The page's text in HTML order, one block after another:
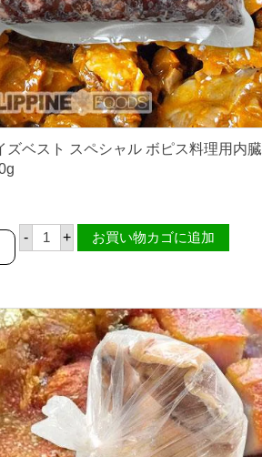
ズベスト スペシャル ボピス料理用内臓
- パ
ン
ズ
ベ
ス
ト
ス
ペ
シ
ャ
ル
ボ
+ お買い物カゴに追加